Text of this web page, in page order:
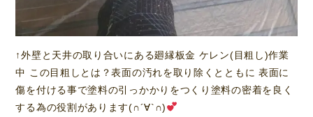
↑外壁と天井の取り合いにある廻縁板金 ケレン(目粗し)作業
中 この目粗しとは？表面の汚れを取り除くとともに 表面に
傷を付ける事で塗料の引っかかりをつくり塗料の密着を良く
する為の役割があります(∩´∀`∩)